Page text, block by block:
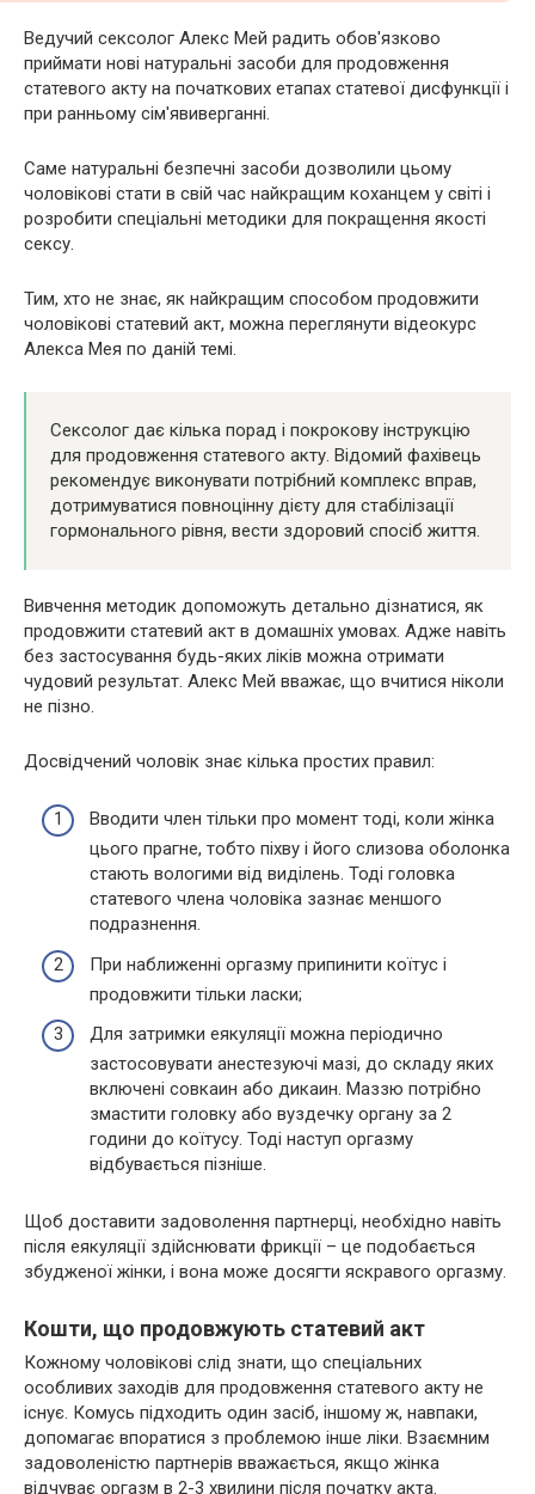
Ведучий сексолог Алекс Мей радить обов'язково
приймати нові натуральні засоби для продовження
статевого акту на початкових етапах статевої дисфункції і
при ранньому сім'явиверганні.
Саме натуральні безпечні засоби дозволили цьому
чоловікові стати в свій час найкращим коханцем у світі і
розробити спеціальні методики для покращення якості
сексу.
Тим, хто не знає, як найкращим способом продовжити
чоловікові статевий акт, можна переглянути відеокурс
Алекса Мея по даній темі.
Сексолог дає кілька порад і покрокову інструкцію
для продовження статевого акту. Відомий фахівець
рекомендує виконувати потрібний комплекс вправ,
дотримуватися повноцінну дієту для стабілізації
гормонального рівня, вести здоровий спосіб життя.
Вивчення методик допоможуть детально дізнатися, як
продовжити статевий акт в домашніх умовах. Адже навіть
без застосування будь-яких ліків можна отримати
чудовий результат. Алекс Мей вважає, що вчитися ніколи
не пізно.
Досвідчений чоловік знає кілька простих правил:
Вводити член тільки про момент тоді, коли жінка
цього прагне, тобто піхву і його слизова оболонка
стають вологими від виділень. Тоді головка
статевого члена чоловіка зазнає меншого
подразнення.
При наближенні оргазму припинити коїтус і
продовжити тільки ласки;
Для затримки еякуляції можна періодично
застосовувати анестезуючі мазі, до складу яких
включені совкаин або дикаин. Маззю потрібно
змастити головку або вуздечку органу за 2
години до коїтусу. Тоді наступ оргазму
відбувається пізніше.
Щоб доставити задоволення партнерці, необхідно навіть
після еякуляції здійснювати фрикції – це подобається
збудженої жінки, і вона може досягти яскравого оргазму.
Кошти, що продовжують статевий акт
Кожному чоловікові слід знати, що спеціальних
особливих заходів для продовження статевого акту не
існує. Комусь підходить один засіб, іншому ж, навпаки,
допомагає впоратися з проблемою інше ліки. Взаємним
задоволеністю партнерів вважається, якщо жінка
відчуває оргазм в 2-3 хвилини після початку акта.